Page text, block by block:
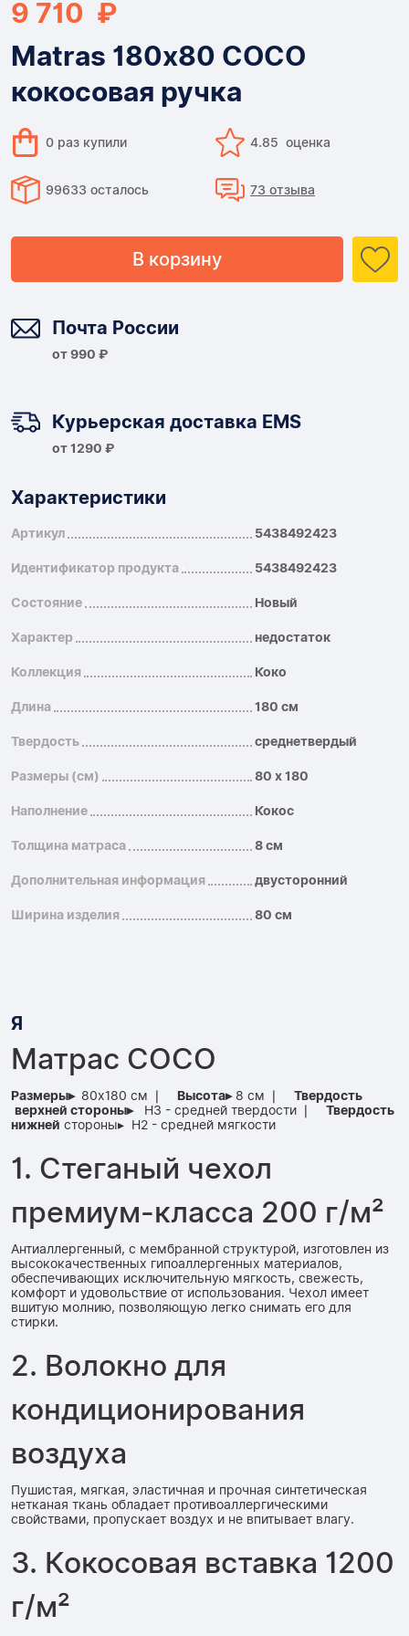
9 710 ₽
Matras 180х80 COCO
кокосовая ручка
0 раз купили 4.85 оценка
99633 осталось 73 отзыва
В корзину
Почта России
от 990 ₽
Курьерская доставка EMS
от 1290 ₽
Характеристики
Артикул 5438492423
Идентификатор продукта 5438492423
Состояние Новый
Характер недостаток
Коллекция Коко
Длина 180 см
Твердость среднетвердый
Размеры (см) 80 x 180
Наполнение Кокос
Толщина матраса 8 см
Дополнительная информация двусторонний
Ширина изделия 80 см
Я
Матрас COCO
Размеры▸ 80x180 см ❘ Высота▸8 см ❘ Твердость
верхней стороны▸ H3 - средней твердости ❘ Твердость
нижней стороны▸ H2 - средней мягкости
1. Стеганый чехол
премиум-класса 200 г/м²
Антиаллергенный, с мембранной структурой, изготовлен из
высококачественных гипоаллергенных материалов,
обеспечивающих исключительную мягкость, свежесть,
комфорт и удовольствие от использования. Чехол имеет
вшитую молнию, позволяющую легко снимать его для
стирки.
2. Волокно для
кондиционирования
воздуха
Пушистая, мягкая, эластичная и прочная синтетическая
нетканая ткань обладает противоаллергическими
свойствами, пропускает воздух и не впитывает влагу.
3. Кокосовая вставка 1200
г/м²